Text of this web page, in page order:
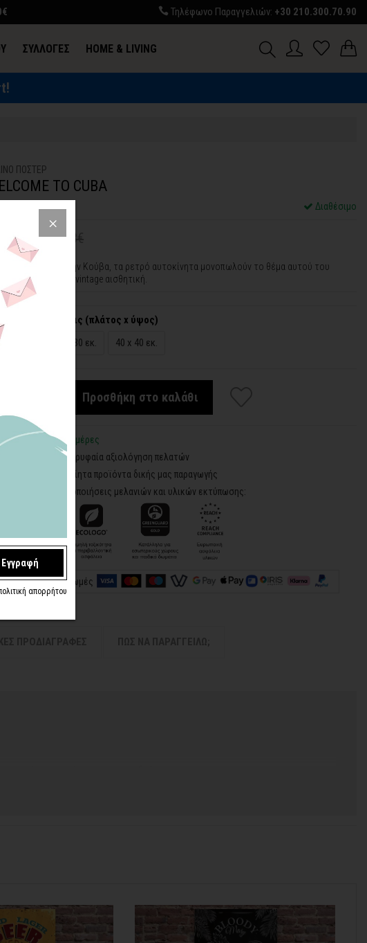
Τηλέφωνο Παραγγελιών: +30 210.300.70.90
ΣΥΛΛΟΓΕΣ HOME & LIVING
ΠΟΣΤΕΡ
TO CUBA
Διαθέσιμο
31,43€
κατατεθέν για την Κούβα, τα ρετρό αυτοκίνητα μονοπωλούν το θέμα αυτού του
πόστερ με τη vintage αισθητική.
διαστάσεις (πλάτος x ύψος)
x 20 εκ.
30 x 30 εκ. 40 x 40 εκ.
Προσθήκη στο καλάθι
Αποστολή σε 3-5 ημέρες
5/5 - Κορυφαία αξιολόγηση πελατών
Ελληνικά Χειροποίητα προϊόντα δικής μας παραγωγής
Ευρωπαϊκές πιστοποιήσεις μελανιών και υλικών εκτύπωσης:
Ασφαλείς πληρωμές
Εγγραφή
απορρήτου